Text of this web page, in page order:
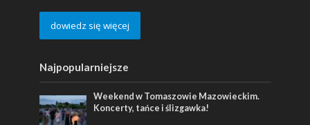
dowiedz się więcej
Najpopularniejsze
Weekend w Tomaszowie Mazowieckim.
Koncerty, tańce i ślizgawka!